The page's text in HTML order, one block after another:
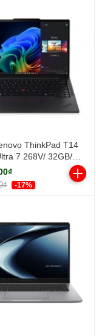
ThinkPad T14
7 268V/ 32GB/
14 inch WUXGA/
Vỏ nhôm/ 3Y)
-17%